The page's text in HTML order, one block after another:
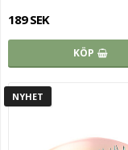
189 SEK
KÖP
NYHET